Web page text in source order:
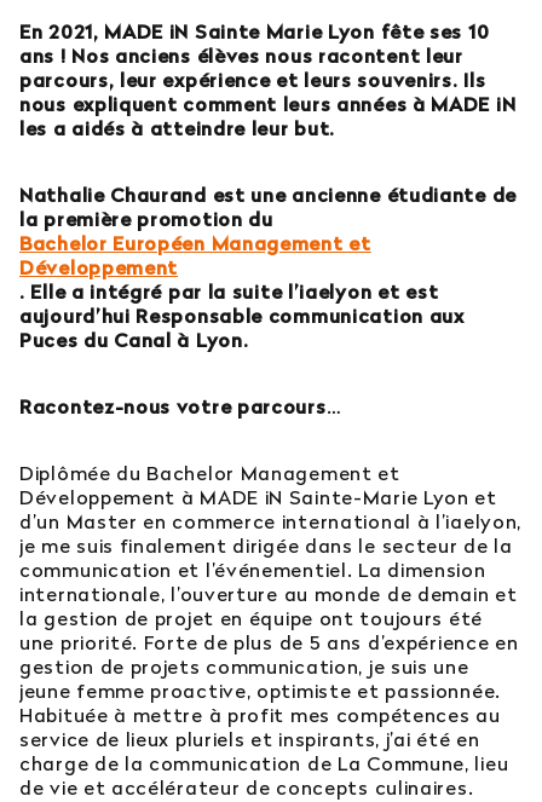
En 2021, MADE iN Sainte Marie Lyon fête ses 10
ans ! Nos anciens élèves nous racontent leur
parcours, leur expérience et leurs souvenirs. Ils
nous expliquent comment leurs années à MADE iN
les a aidés à atteindre leur but.
Nathalie Chaurand est une ancienne étudiante de
la première promotion du
Bachelor Européen Management et
Développement
. Elle a intégré par la suite l’iaelyon et est
aujourd’hui Responsable communication aux
Puces du Canal à Lyon.
Racontez-nous votre parcours…
Diplômée du Bachelor Management et
Développement à MADE iN Sainte-Marie Lyon et
d’un Master en commerce international à l’iaelyon,
je me suis finalement dirigée dans le secteur de la
communication et l’événementiel. La dimension
internationale, l’ouverture au monde de demain et
la gestion de projet en équipe ont toujours été
une priorité. Forte de plus de 5 ans d’expérience en
gestion de projets communication, je suis une
jeune femme proactive, optimiste et passionnée.
Habituée à mettre à profit mes compétences au
service de lieux pluriels et inspirants, j’ai été en
charge de la communication de La Commune, lieu
de vie et accélérateur de concepts culinaires.
Afficher plus
pas votre réponse ?
Contactez notre service orientation
04 81 92 60 83